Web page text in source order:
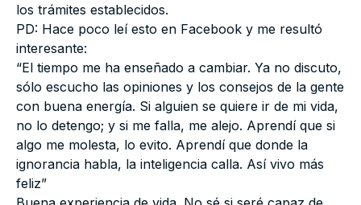
los trámites establecidos.
PD: Hace poco leí esto en Facebook y me resultó
interesante:
“El tiempo me ha enseñado a cambiar. Ya no discuto,
sólo escucho las opiniones y los consejos de la gente
con buena energía. Si alguien se quiere ir de mi vida,
no lo detengo; y si me falla, me alejo. Aprendí que si
algo me molesta, lo evito. Aprendí que donde la
ignorancia habla, la inteligencia calla. Así vivo más
feliz”